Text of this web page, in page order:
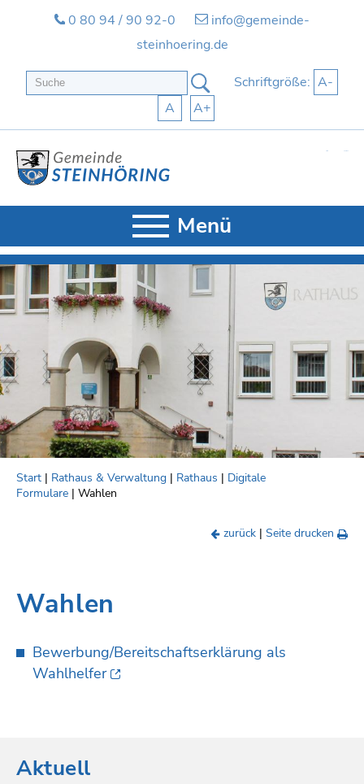
0 80 94 / 90 92-0
info@gemeinde-
steinhoering.de
Schriftgröße: A-
A
A+
Menü
Start | Rathaus & Verwaltung | Rathaus | Digitale
Formulare | Wahlen
zurück | Seite drucken
Wahlen
Bewerbung/Bereitschaftserklärung als
Wahlhelfer
Aktuell